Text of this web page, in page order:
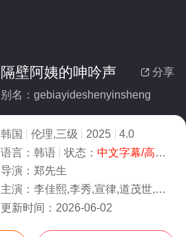
 分享
隔壁阿姨的呻吟声
别名：gebiayideshenyinsheng
韩国 伦理,三级 2025
4.0
语言： 韩语 状态： 中文字幕/高清
导演： 郑先生
主演： 李佳熙,李秀,宣律,道茂世,施宇
更新时间： 2026-06-02